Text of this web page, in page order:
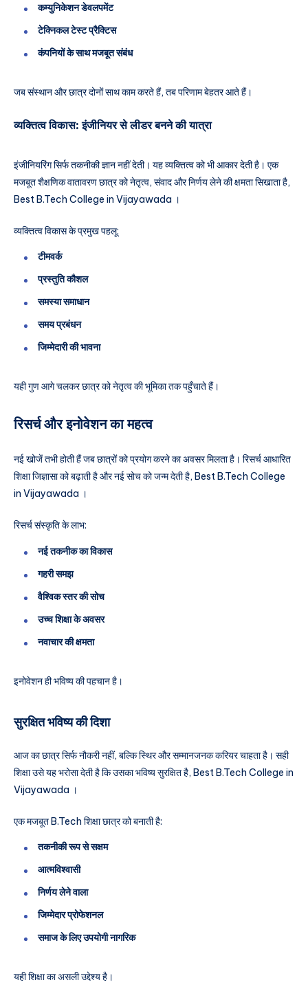
कम्युनिकेशन डेवलपमेंट
टेक्निकल टेस्ट प्रैक्टिस
कंपनियों के साथ मजबूत संबंध
जब संस्थान और छात्र दोनों साथ काम करते हैं, तब परिणाम बेहतर आते हैं।
व्यक्तित्व विकास: इंजीनियर से लीडर बनने की यात्रा
इंजीनियरिंग सिर्फ तकनीकी ज्ञान नहीं देती। यह व्यक्तित्व को भी आकार देती है। एक
मजबूत शैक्षणिक वातावरण छात्र को नेतृत्व, संवाद और निर्णय लेने की क्षमता सिखाता है,
Best B.Tech College in Vijayawada ।
व्यक्तित्व विकास के प्रमुख पहलू:
टीमवर्क
प्रस्तुति कौशल
समस्या समाधान
समय प्रबंधन
जिम्मेदारी की भावना
यही गुण आगे चलकर छात्र को नेतृत्व की भूमिका तक पहुँचाते हैं।
रिसर्च और इनोवेशन का महत्व
नई खोजें तभी होती हैं जब छात्रों को प्रयोग करने का अवसर मिलता है। रिसर्च आधारित
शिक्षा जिज्ञासा को बढ़ाती है और नई सोच को जन्म देती है, Best B.Tech College
in Vijayawada ।
रिसर्च संस्कृति के लाभ:
नई तकनीक का विकास
गहरी समझ
वैश्विक स्तर की सोच
उच्च शिक्षा के अवसर
नवाचार की क्षमता
इनोवेशन ही भविष्य की पहचान है।
सुरक्षित भविष्य की दिशा
आज का छात्र सिर्फ नौकरी नहीं, बल्कि स्थिर और सम्मानजनक करियर चाहता है। सही
शिक्षा उसे यह भरोसा देती है कि उसका भविष्य सुरक्षित है, Best B.Tech College in
Vijayawada ।
एक मजबूत B.Tech शिक्षा छात्र को बनाती है:
तकनीकी रूप से सक्षम
आत्मविश्वासी
निर्णय लेने वाला
जिम्मेदार प्रोफेशनल
समाज के लिए उपयोगी नागरिक
यही शिक्षा का असली उद्देश्य है।